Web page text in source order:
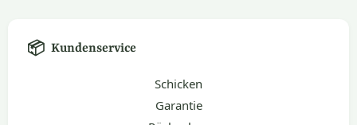
📦 Kundenservice
Schicken
Garantie